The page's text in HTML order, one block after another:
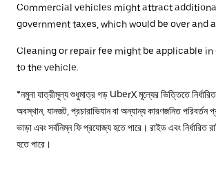
Commercial vehicles might attract
government taxes, which would be over and
Cleaning or repair fee might be applicable in
to the vehicle.
*নমুনা যাত্রীমূল্য শুধুমাত্র গড় UberX মূল্যের ভিত্তিতে
অবস্থান, যানজট, প্রচারাভিযান বা অন্যান্য কারণজনিত পরিবর্তন
ভাড়া এবং সর্বনিম্ন ফি প্রযোজ্য হতে পারে। রাইড এবং নির্ধারিত
হতে পারে।